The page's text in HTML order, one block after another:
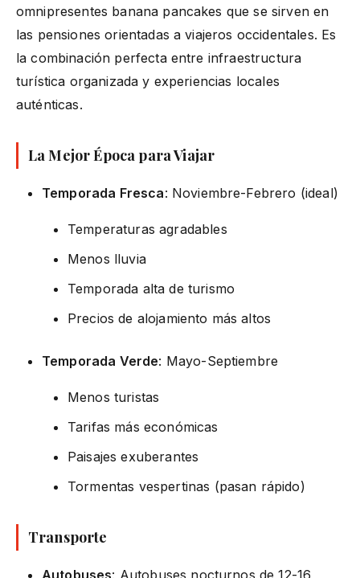
omnipresentes banana pancakes que se sirven en
las pensiones orientadas a viajeros occidentales. Es
la combinación perfecta entre infraestructura
turística organizada y experiencias locales
auténticas.
La Mejor Época para Viajar
Temporada Fresca: Noviembre-Febrero (ideal)
Temperaturas agradables
Menos lluvia
Temporada alta de turismo
Precios de alojamiento más altos
Temporada Verde: Mayo-Septiembre
Menos turistas
Tarifas más económicas
Paisajes exuberantes
Tormentas vespertinas (pasan rápido)
Transporte
Autobuses: Autobuses nocturnos de 12-16